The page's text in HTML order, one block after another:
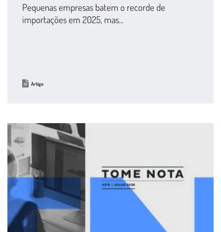
Pequenas empresas batem o recorde de
importações em 2025, mas...
Artigo